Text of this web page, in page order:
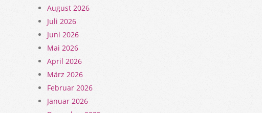
August 2026
Juli 2026
Juni 2026
Mai 2026
April 2026
März 2026
Februar 2026
Januar 2026